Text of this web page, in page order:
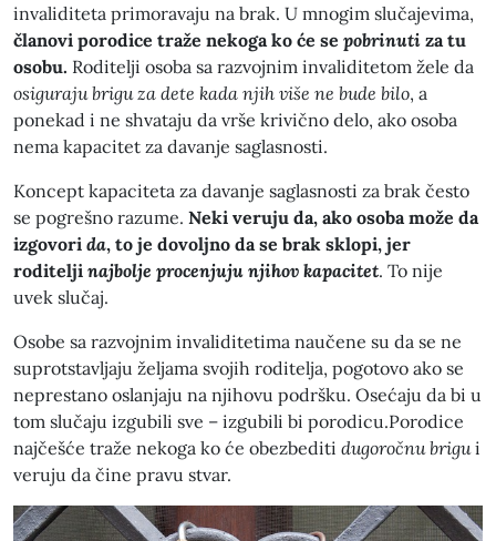
invaliditeta primoravaju na brak. U mnogim slučajevima,
članovi porodice traže nekoga ko će se pobrinuti za tu
osobu. Roditelji osoba sa razvojnim invaliditetom žele da
osiguraju brigu za dete kada njih više ne bude bilo, a
ponekad i ne shvataju da vrše krivično delo, ako osoba
nema kapacitet za davanje saglasnosti.
Koncept kapaciteta za davanje saglasnosti za brak često
se pogrešno razume. Neki veruju da, ako osoba može da
izgovori da, to je dovoljno da se brak sklopi, jer
roditelji najbolje procenjuju njihov kapacitet. To nije
uvek slučaj.
Osobe sa razvojnim invaliditetima naučene su da se ne
suprotstavljaju željama svojih roditelja, pogotovo ako se
neprestano oslanjaju na njihovu podršku. Osećaju da bi u
tom slučaju izgubili sve – izgubili bi porodicu.Porodice
najčešće traže nekoga ko će obezbediti dugoročnu brigui
veruju da čine pravu stvar.